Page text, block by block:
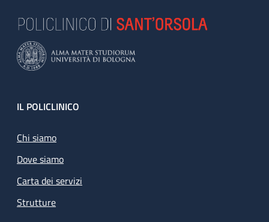
Footer
IL POLICLINICO
Chi siamo
Dove siamo
Carta dei servizi
Strutture